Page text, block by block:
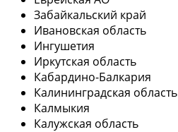
Забайкальский край
Ивановская область
Ингушетия
Иркутская область
Кабардино-Балкария
Калининградская область
Калмыкия
Калужская область